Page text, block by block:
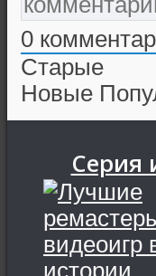
0
Старые
Новые
Серия